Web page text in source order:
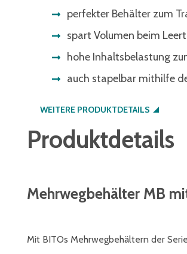
perfekter Behälter zum
spart Volumen beim
hohe Inhaltsbelastung
auch stapelbar mithilfe
WEITERE PRODUKTDETAILS
Produktdetails
Mehrwegbehälter MB
Mit BITOs Mehrwegbehältern der